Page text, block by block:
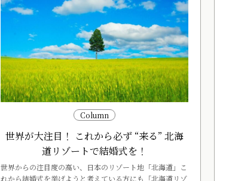
Column
世界が大注目！ これから必ず “来る” 北海
道リゾートで結婚式を！
世界からの注目度の高い、日本のリゾート地「北海道」こ
れから結婚式を挙げようと考えている方にも「北海道リゾ